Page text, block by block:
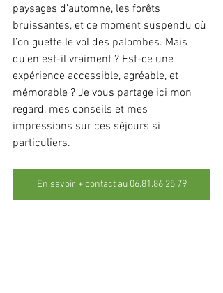
paysages d’automne, les forêts
bruissantes, et ce moment suspendu où
l’on guette le vol des palombes. Mais
qu’en est-il vraiment ? Est-ce une
expérience accessible, agréable, et
mémorable ? Je vous partage ici mon
regard, mes conseils et mes
impressions sur ces séjours si
particuliers.
En savoir + contact au 06.81.86.25.79